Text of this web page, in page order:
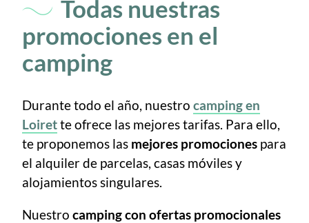
Todas nuestras
promociones en el
camping
Durante todo el año, nuestro camping en
Loirette ofrece las mejores tarifas. Para ello,
te proponemos las mejores promociones para
el alquiler de parcelas, casas móviles y
alojamientos singulares.
Nuestro camping con ofertas promocionales